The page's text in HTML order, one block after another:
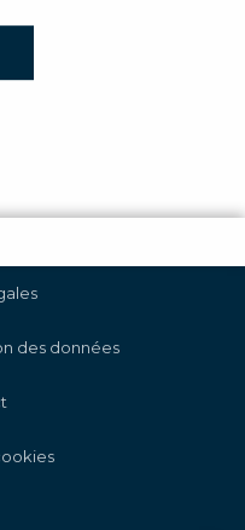
des données